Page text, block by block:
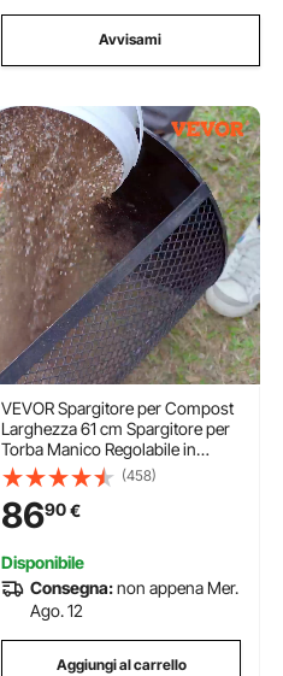
Avvisami
VEVOR Spargitore per Compost
Larghezza 61 cm Spargitore per
Torba Manico Regolabile in
Altezza 62,5 - 67,5 cm con
Cestino in Rete di Acciaio
Chiusure Laterali per Sargere
Letame Suolo Prato Giardino
(458)
8690€
Disponibile
Consegna:non appena Mer.
Ago. 12
Aggiungi al carrello